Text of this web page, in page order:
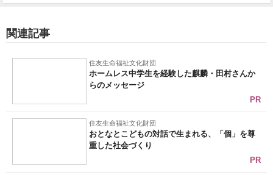
関連記事
住友生命福祉文化財団
ホームレス中学生を経験した麒麟・田村さんか
らのメッセージ
PR
住友生命福祉文化財団
おとなとこどもの対話で生まれる、「個」を尊
重した社会づくり
PR